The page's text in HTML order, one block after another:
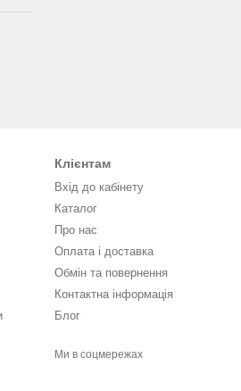
Клієнтам
Вхід до кабінету
Каталог
Про нас
Оплата і доставка
Обмін та повернення
Контактна інформація
Блог
Ми в соцмережах